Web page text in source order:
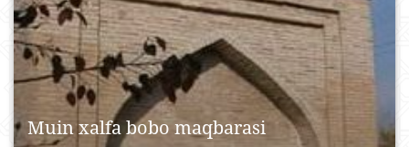
Muin xalfa bobo maqbarasi